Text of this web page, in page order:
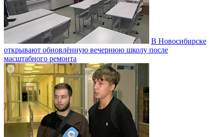
В Новосибирске
открывают обновлённую вечернюю школу после
масштабного ремонта